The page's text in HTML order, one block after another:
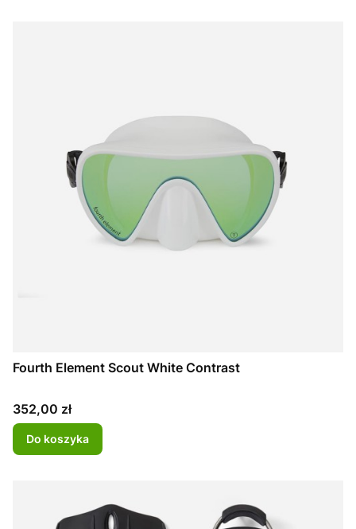
Fourth Element Scout White Contrast
Cena
352,00 zł
Do koszyka